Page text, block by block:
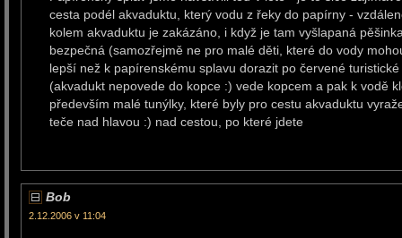
cesta podél akvaduktu, který vodu z řeky do papírny -
kolem akvaduktu je zakázáno, i když je tam vyšlapaná
bezpečná (samozřejmě ne pro malé děti, které do vody
lepší než k papírenskému splavu dorazit po červené
(akvadukt nepovede do kopce :) vede kopcem a pak k vodě
především malé tunýlky, které byly pro cestu akvaduktu
teče nad hlavou :) nad cestou, po které jdete
Bob
2.12.2006 v 11:04